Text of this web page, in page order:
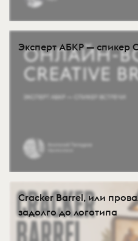
Эксперт АБКР — спикер
Cracker Barrel, или
задолго до логотипа